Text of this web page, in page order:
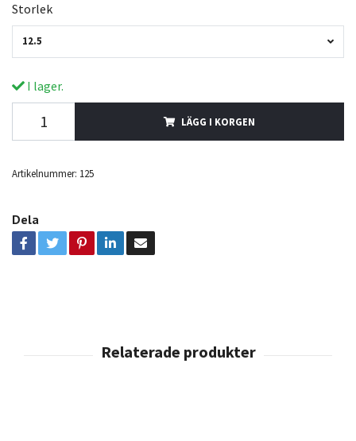
Storlek
12.5
I lager.
LÄGG I KORGEN
Artikelnummer: 125
Dela